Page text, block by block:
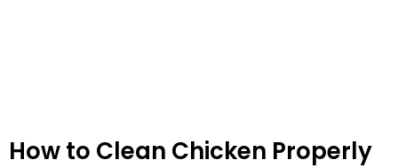
How to Clean Chicken Properly